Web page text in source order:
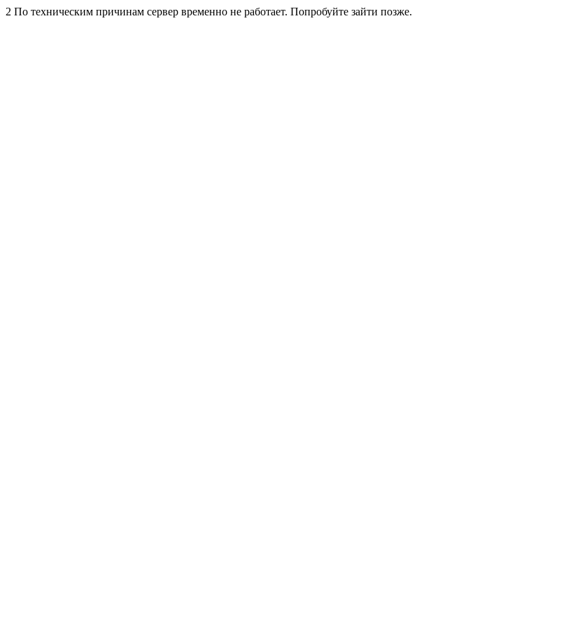
2 По техническим причинам сервер временно не работает. Попробуйте зайти позже.